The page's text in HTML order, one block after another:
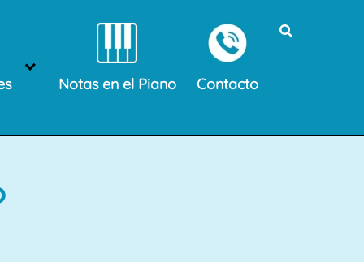
Notas en el Piano Contacto